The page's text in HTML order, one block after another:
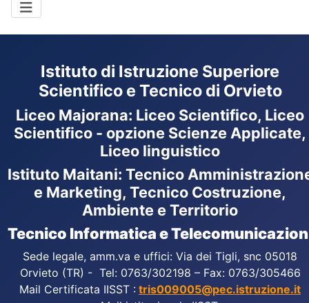
Istituto di Istruzione Superiore
Scientifico e Tecnico di Orvieto
Liceo Majorana: Liceo Scientifico, Liceo
Scientifico - opzione Scienze Applicate,
Liceo linguistico
Istituto Maitani: Tecnico
e Marketing, Tecnico Costruzione,
Ambiente e Territorio
Tecnico Informatica e
Sede legale, amm.va e uffici: Via dei Tigli, snc 05018
Orvieto (TR) - Tel: 0763/302198 – Fax: 0763/305466
Mail Certificata IISST : tris009005@pec.istruzione.it